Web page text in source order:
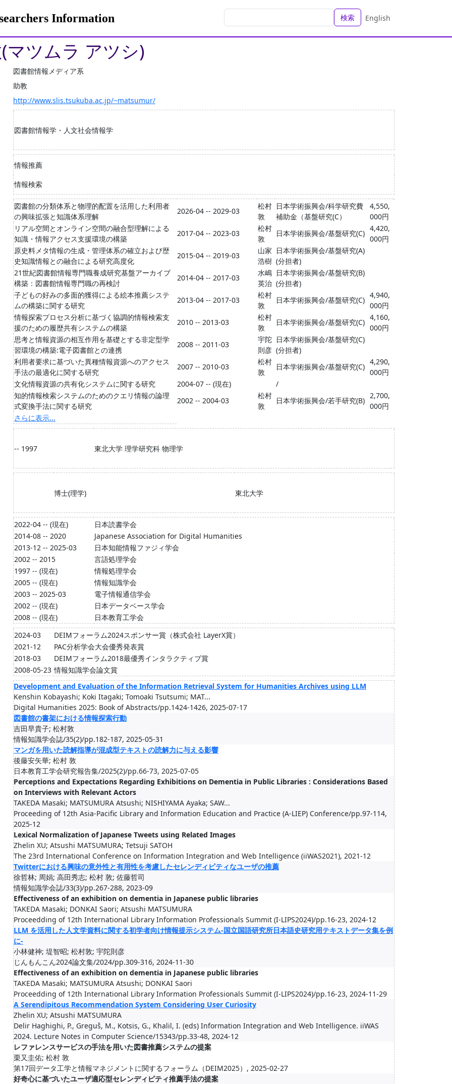
Information 検索 English
マツムラ アツシ)
図書館情報メディア系
助教
http://www.slis.tsukuba.ac.jp/~matsumur/
図書館情報学・人文社会情報学
情報推薦
情報検索
図書館の分類体系と物理的配置を活用した利用者
の興味拡張と知識体系理解
2026-04 -- 2029-03
松村
敦
日本学術振興会/科学研究費
補助金（基盤研究(C）
4,550,
000円
リアル空間とオンライン空間の融合型理解による
知識・情報アクセス支援環境の構築
2017-04 -- 2023-03
松村
敦
日本学術振興会/基盤研究(C)
4,420,
000円
原史料メタ情報の生成・管理体系の確立および歴
史知識情報との融合による研究高度化
2015-04 -- 2019-03
山家
浩樹
日本学術振興会/基盤研究(A)
(分担者)
21世紀図書館情報専門職養成研究基盤アーカイブ
構築：図書館情報専門職の再検討
2014-04 -- 2017-03
水嶋
英治
日本学術振興会/基盤研究(B)
(分担者)
子どもの好みの多面的獲得による絵本推薦システ
ムの構築に関する研究
2013-04 -- 2017-03
松村
敦
日本学術振興会/基盤研究(C)
4,940,
000円
情報探索プロセス分析に基づく協調的情報検索支
援のための履歴共有システムの構築
2010 -- 2013-03
松村
敦
日本学術振興会/基盤研究(C)
4,160,
000円
思考と情報資源の相互作用を基礎とする非定型学
習環境の構築:電子図書館との連携
2008 -- 2011-03
宇陀
則彦
日本学術振興会/基盤研究(C)
(分担者)
利用者要求に基づいた異種情報資源へのアクセス
手法の最適化に関する研究
2007 -- 2010-03
松村
敦
日本学術振興会/基盤研究(C)
4,290,
000円
文化情報資源の共有化システムに関する研究
2004-07 -- (現在)
/
知的情報検索システムのためのクエリ情報の論理
式変換手法に関する研究
2002 -- 2004-03
松村
敦
日本学術振興会/若手研究(B)
2,700,
000円
さらに表示...
-- 1997 東北大学 理学研究科 物理学
博士(理学) 東北大学
2022-04 -- (現在)
日本読書学会
2014-08 -- 2020
Japanese Association for Digital Humanities
2013-12 -- 2025-03
日本知能情報ファジィ学会
2002 -- 2015
言語処理学会
1997 -- (現在)
情報処理学会
2005 -- (現在)
情報知識学会
2003 -- 2025-03
電子情報通信学会
2002 -- (現在)
日本データベース学会
2008 -- (現在)
日本教育工学会
2024-03
DEIMフォーラム2024スポンサー賞（株式会社 LayerX賞）
2021-12
PAC分析学会大会優秀発表賞
2018-03
DEIMフォーラム2018最優秀インタラクティブ賞
2008-05-23 情報知識学会論文賞
Development and Evaluation of the Information Retrieval System for Humanities Archives using LLM
Kenshin Kobayashi; Koki Itagaki; Tomoaki Tsutsumi; MAT...
Digital Humanities 2025: Book of Abstracts/pp.1424-1426, 2025-07-17
図書館の書架における情報探索行動
吉田早貴子; 松村敦
情報知識学会誌/35(2)/pp.182-187, 2025-05-31
マンガを用いた読解指導が混成型テキストの読解力に与える影響
後藤安矢華; 松村 敦
日本教育工学会研究報告集/2025(2)/pp.66-73, 2025-07-05
Perceptions and Expectations Regarding Exhibitions on Dementia in Public Libraries : Considerations Based
on Interviews with Relevant Actors
TAKEDA Masaki; MATSUMURA Atsushi; NISHIYAMA Ayaka; SAW...
Proceeding of 12th Asia-Pacific Library and Information Education and Practice (A-LIEP) Conference/pp.97-114,
2025-12
Lexical Normalization of Japanese Tweets using Related Images
Zhelin XU; Atsushi MATSUMURA; Tetsuji SATOH
The 23rd International Conference on Information Integration and Web Intelligence (iiWAS2021), 2021-12
Twitterにおける興味の意外性と有用性を考慮したセレンディピティなユーザの推薦
徐哲林; 周娟; 高田秀志; 松村 敦; 佐藤哲司
情報知識学会誌/33(3)/pp.267-288, 2023-09
Effectiveness of an exhibition on dementia in Japanese public libraries
TAKEDA Masaki; DONKAI Saori; Atsushi MATSUMURA
Proceedding of 12th International Library Information Professionals Summit (I-LIPS2024)/pp.16-23, 2024-12
LLM を活用した人文学資料に関する初学者向け情報提示システム-国立国語研究所日本語史研究用テキストデータ集を例
に-
小林健神; 堤智昭; 松村敦; 宇陀則彦
じんもんこん2024論文集/2024/pp.309-316, 2024-11-30
Effectiveness of an exhibition on dementia in Japanese public libraries
TAKEDA Masaki; MATSUMURA Atsushi; DONKAI Saori
Proceedding of 12th International Library Information Professionals Summit (I-LIPS2024)/pp.16-23, 2024-11-29
A Serendipitous Recommendation System Considering User Curiosity
Zhelin XU; Atsushi MATSUMURA
Delir Haghighi, P., Greguš, M., Kotsis, G., Khalil, I. (eds) Information Integration and Web Intelligence. iiWAS
2024. Lecture Notes in Computer Science/15343/pp.33-48, 2024-12
レファレンスサービスの手法を用いた図書推薦システムの提案
栗又圭佑; 松村 敦
第17回データ工学と情報マネジメントに関するフォーラム（DEIM2025）, 2025-02-27
好奇心に基づいたユーザ適応型セレンディピティ推薦手法の提案